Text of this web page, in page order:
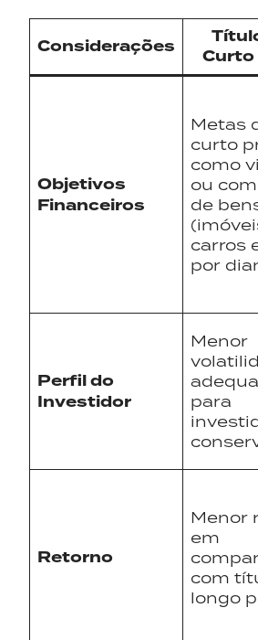
Considerações
Curto
Objetivos
Financeiros
Metas
curto
como
ou
de
carros
por
Perfil do
Investidor
Menor
para
Retorno
Menor
em
com
longo